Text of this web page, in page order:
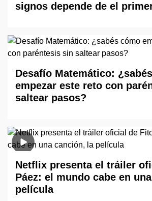
signos depende de el
Desafío Matemático:
empezar este reto con
saltear pasos?
Netflix presenta el tráiler
Páez: el mundo cabe en
película